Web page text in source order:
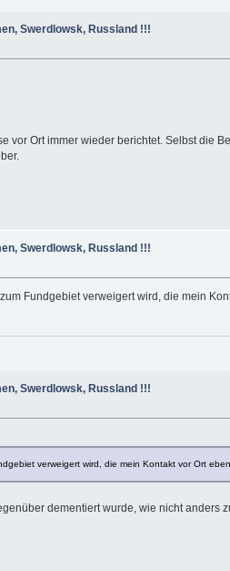
Swerdlowsk, Russland !!!
Ort immer wieder berichtet. Selbst die
Swerdlowsk, Russland !!!
Fundgebiet verweigert wird, die mein
Swerdlowsk, Russland !!!
verweigert wird, die mein Kontakt vor Ort
dementiert wurde, wie nicht anders